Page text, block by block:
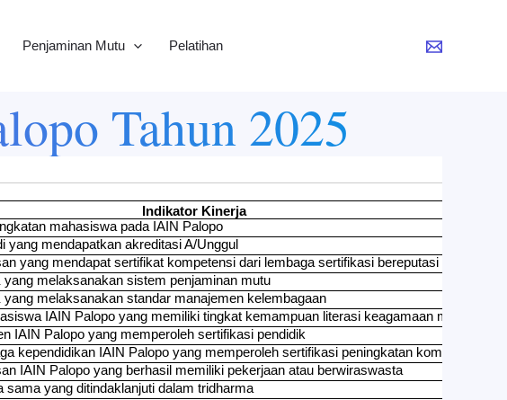
Penjaminan Mutu Pelatihan
Tahun 2025